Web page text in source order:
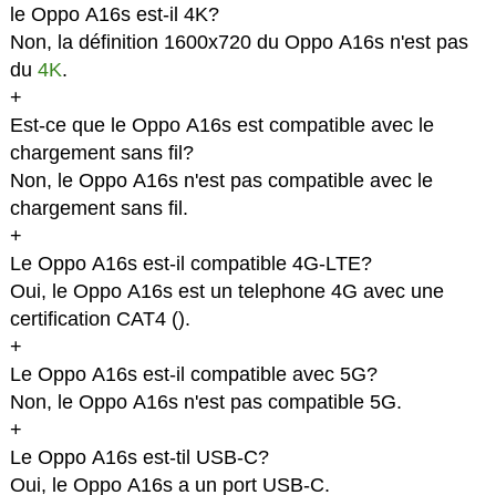
le Oppo A16s est-il 4K?
Non, la définition 1600x720 du Oppo A16s n'est pas
du 4K.
+
Est-ce que le Oppo A16s est compatible avec le
chargement sans fil?
Non, le Oppo A16s n'est pas compatible avec le
chargement sans fil.
+
Le Oppo A16s est-il compatible 4G-LTE?
Oui, le Oppo A16s est un telephone 4G avec une
certification CAT4 ().
+
Le Oppo A16s est-il compatible avec 5G?
Non, le Oppo A16s n'est pas compatible 5G.
+
Le Oppo A16s est-til USB-C?
Oui, le Oppo A16s a un port USB-C.